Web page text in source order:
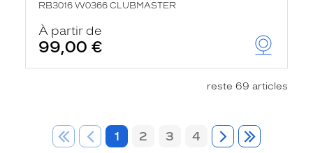
RB3016 W0366 CLUBMASTER
À partir de
99,00 €
reste 69 articles
1 2 3 4